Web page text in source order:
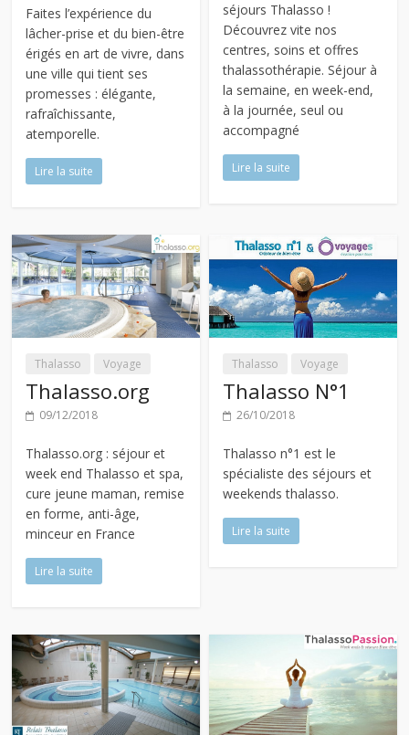
Faites l’expérience du
lâcher-prise et du bien-être
érigés en art de vivre, dans
une ville qui tient ses
promesses : élégante,
rafraîchissante,
atemporelle.
Lire la suite
séjours Thalasso !
Découvrez vite nos
centres, soins et offres
thalassothérapie. Séjour à
la semaine, en week-end,
à la journée, seul ou
accompagné
Lire la suite
Thalasso Voyage
Thalasso.org
09/12/2018
Thalasso.org : séjour et
week end Thalasso et spa,
cure jeune maman, remise
en forme, anti-âge,
minceur en France
Lire la suite
Thalasso Voyage
Thalasso N°1
26/10/2018
Thalasso n°1 est le
spécialiste des séjours et
weekends thalasso.
Lire la suite